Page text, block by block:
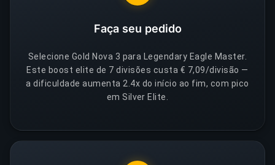
Faça seu pedido
Selecione Gold Nova 3 para Legendary Eagle Master.
Este boost elite de 7 divisões custa € 7,09/divisão —
a dificuldade aumenta 2.4x do início ao fim, com pico
em Silver Elite.